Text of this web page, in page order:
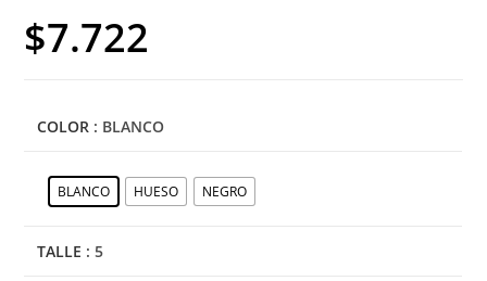
$7.722
COLOR : BLANCO
BLANCO HUESO NEGRO
TALLE : 5